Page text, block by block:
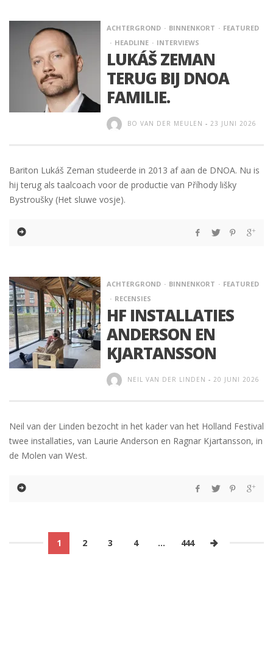
ACHTERGROND BINNENKORT
FEATURED
HEADLINE
INTERVIEWS
LUKÁŠ ZEMAN
TERUG BIJ DNOA
FAMILIE.
BO VAN DER MEULEN - 23 JUNI 2026
Bariton Lukáš Zeman studeerde in 2013 af aan de DNOA. Nu is
hij terug als taalcoach voor de productie van Příhody lišky
Bystroušky (Het sluwe vosje).
ACHTERGROND BINNENKORT
FEATURED
RECENSIES
HF INSTALLATIES
ANDERSON EN
KJARTANSSON
NEIL VAN DER LINDEN - 20 JUNI 2026
Neil van der Linden bezocht in het kader van het Holland Festival
twee installaties, van Laurie Anderson en Ragnar Kjartansson, in
de Molen van West.
1 2 3 4 … 444